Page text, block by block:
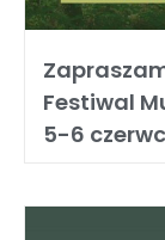
Festiwal
5-6